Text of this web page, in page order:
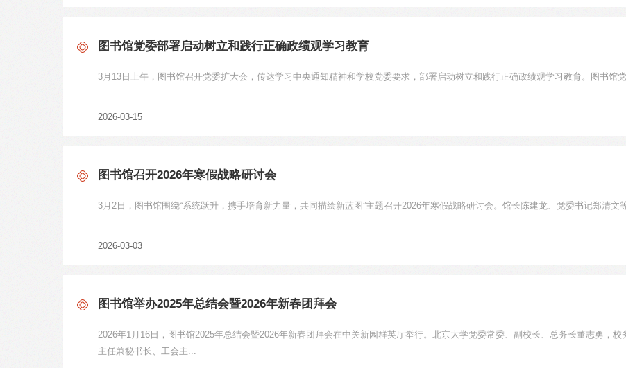
图书馆党委部署启动树立和践行正确政绩观学习教育
3月13日上午，图书馆召开党委扩大会，传达学习中央通知精神和学校党委要求，部署启动树立和践行正确政绩观学习教育。图书馆
2026-03-15
图书馆召开2026年寒假战略研讨会
2026-03-03
图书馆举办2025年总结会暨2026年新春团拜会
2026年1月16日，图书馆2025年总结会暨2026年新春团拜会在中关新园群英厅举行。北京大学党委常委、副校长、总务长董志勇，校
主任兼秘书长、工会主...